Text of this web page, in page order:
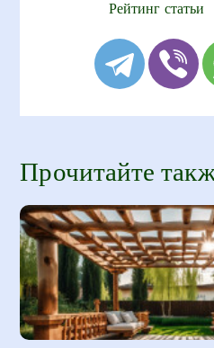
Рейтинг статьи
Прочитайте